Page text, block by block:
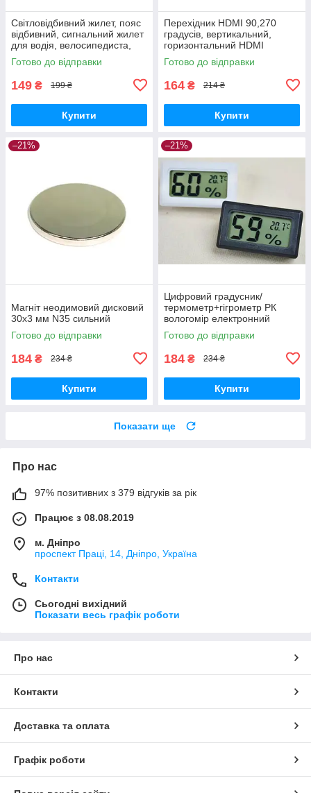
Світловідбивний жилет, пояс
відбивний, сигнальний жилет
для водія, велосипедиста,
пішохода
Готово до відправки
149 ₴ 199 ₴
Купити
Перехідник HDMI 90,270
градусів, вертикальний,
горизонтальний HDMI
Готово до відправки
164 ₴ 214 ₴
Купити
–21%
Магніт неодимовий дисковий
30x3 мм N35 сильний
Готово до відправки
184 ₴ 234 ₴
Купити
–21%
Цифровий градусник/
термометр+гігрометр РК
вологомір електронний
Готово до відправки
184 ₴ 234 ₴
Купити
Показати ще
Про нас
97% позитивних з 379 відгуків за рік
Працює з 08.08.2019
м. Дніпро
проспект Праці, 14, Дніпро, Україна
Контакти
Сьогодні вихідний
Показати весь графік роботи
Про нас
Контакти
Доставка та оплата
Графік роботи